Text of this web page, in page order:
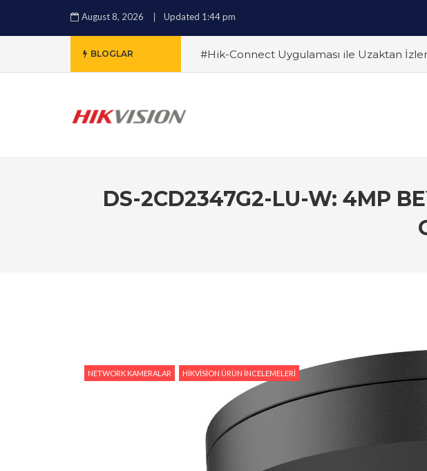
August 8, 2026 Updated 1:44 pm
BLOGLAR #Hik-Connect Uygulaması ile Uzaktan
Sistemleri Arasındaki Farklar
#Endüstriyel
#Yapay Zeka
DS-2CD2347G2-LU-W: 4MP
NETWORK KAMERALAR HIKVISION ÜRÜN İNCELEMELERI